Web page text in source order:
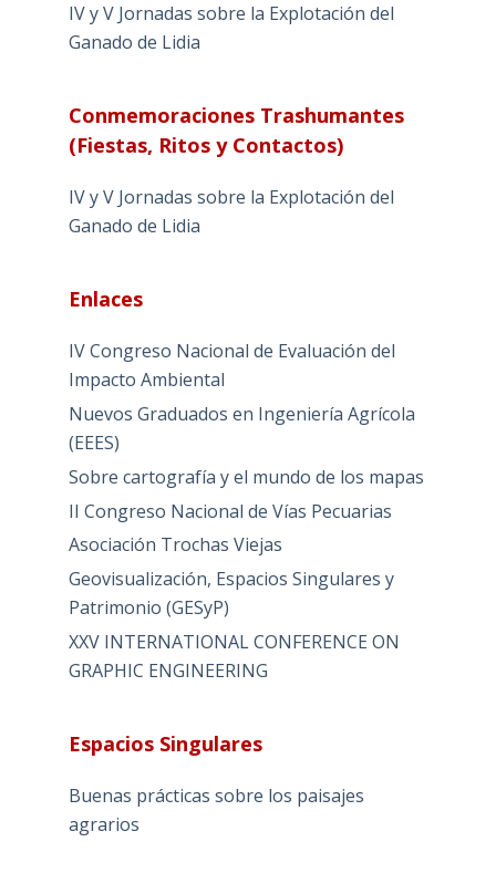
IV y V Jornadas sobre la Explotación del
Ganado de Lidia
Conmemoraciones Trashumantes
(Fiestas, Ritos y Contactos)
IV y V Jornadas sobre la Explotación del
Ganado de Lidia
Enlaces
IV Congreso Nacional de Evaluación del
Impacto Ambiental
Nuevos Graduados en Ingeniería Agrícola
(EEES)
Sobre cartografía y el mundo de los mapas
II Congreso Nacional de Vías Pecuarias
Asociación Trochas Viejas
Geovisualización, Espacios Singulares y
Patrimonio (GESyP)
XXV INTERNATIONAL CONFERENCE ON
GRAPHIC ENGINEERING
Espacios Singulares
Buenas prácticas sobre los paisajes
agrarios